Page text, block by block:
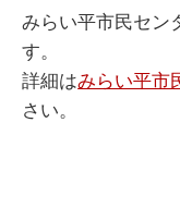
みらい平市民セン
す。
詳細はみらい平市
さい。